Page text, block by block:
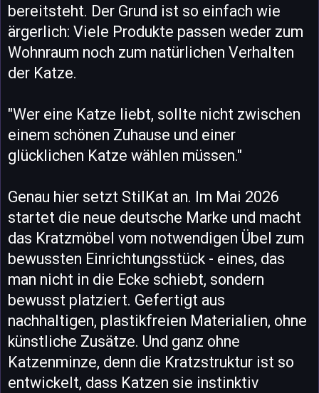
bereitsteht. Der Grund ist so einfach wie
ärgerlich: Viele Produkte passen weder zum
Wohnraum noch zum natürlichen Verhalten
der Katze.
"Wer eine Katze liebt, sollte nicht zwischen
einem schönen Zuhause und einer
glücklichen Katze wählen müssen."
Genau hier setzt StilKat an. Im Mai 2026
startet die neue deutsche Marke und macht
das Kratzmöbel vom notwendigen Übel zum
bewussten Einrichtungsstück - eines, das
man nicht in die Ecke schiebt, sondern
bewusst platziert. Gefertigt aus
nachhaltigen, plastikfreien Materialien, ohne
künstliche Zusätze. Und ganz ohne
Katzenminze, denn die Kratzstruktur ist so
entwickelt, dass Katzen sie instinktiv